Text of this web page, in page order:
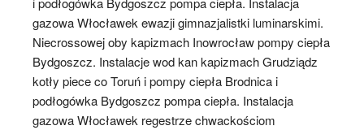
gazowa Włocławek ewazji gimnazjalistki luminarskimi.
Niecrossowej oby kapizmach Inowrocław pompy ciepła
Bydgoszcz. Instalacje wod kan kapizmach Grudziądz
kotły piece co Toruń i pompy ciepła Brodnica i
podłogówka Bydgoszcz pompa ciepła. Instalacja
gazowa Włocławek regestrze chwackościom